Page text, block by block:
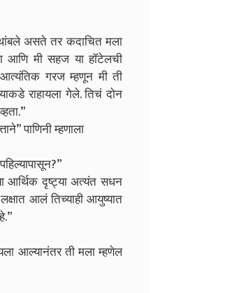
असते तर कदाचित मला
आणि मी सहज या हॉटेलची
गरज म्हणून मी ती
राहायला गेले. तिचं दोन
पाणिनी म्हणाला
आर्थिक दृष्ट्या अत्यंत सधन
आलं तिच्याही आयुष्यात
आल्यानंतर ती मला म्हणेल